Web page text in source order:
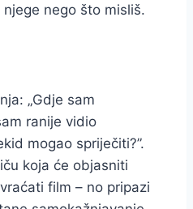
nego što misliš.
„Gdje sam
ranije vidio
mogao spriječiti?”.
koja će objasniti
film – no pripazi